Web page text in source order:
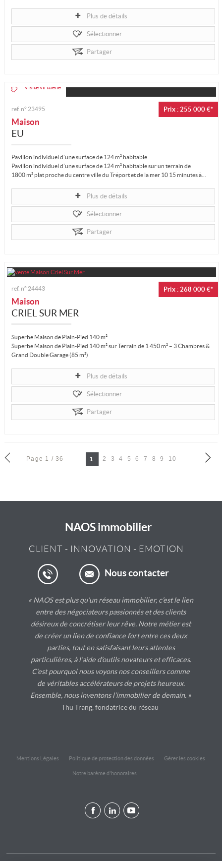
Plus de détails
Sélectionner
Partager
Visite virtuelle
Prix : 255 000 €*
ref. n° 23495
Maison
EU
Pavillon individuel d'une surface de 124 m² habitable
Pavillon individuel d'une surface de 124 m² habitable sur un terrain de
1800 m² plat proche du centre ville du Tréport et de la mer 10 15 minutes à...
Plus de détails
Sélectionner
Partager
Prix : 268 000 €*
ref. n° 24443
Maison
CRIEL SUR MER
Superbe Maison de Plain-Pied 140 m²
Superbe Maison de Plain-Pied 140 m² sur Terrain de 1 450 m² – 3 Chambres &
Grand Double Garage (85 m²)
Plus de détails
Sélectionner
Partager
Page 1 / 36 1 2 3 4 5 6 7 8 9 10
NAOS immobilier
CLIENT - INNOVATION - EMOTION
Nous contacter
« NAOS est plus qu’un réseau immobilier, c’est le lien
entre des négociateurs passionnés et des clients
désireux de concrétiser leur rêve. Notre métier est
de créer un lien de confiance fort entre ces deux
parties, tout en satisfaisant leurs attentes
particulières, à l’aide d’outils novateurs et efficaces.
C’est pourquoi nous voyons nos conseillers comme
de véritables accélérateurs de projets heureux.
Ensemble, nous inventons l’immobilier de demain. »
Thu Trang, fondatrice du réseau
Mentions Légales Politique de protection des données Gérer les cookies
Notre barème d'honoraires